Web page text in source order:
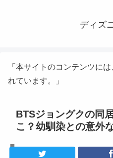
ディズ
「本サイトのコンテンツに
れています。」
BTSジョングクの同
こ？幼馴染との意外